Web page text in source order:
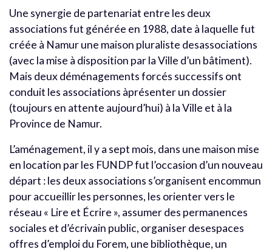
Une synergie de partenariat entre les deux
associations fut générée en 1988, date à laquelle fut
créée à Namur une maison pluraliste desassociations
(avec la mise à disposition par la Ville d’un bâtiment).
Mais deux déménagements forcés successifs ont
conduit les associations àprésenter un dossier
(toujours en attente aujourd’hui) à la Ville et à la
Province de Namur.
L’aménagement, il y a sept mois, dans une maison mise
en location par les FUNDP fut l’occasion d’un nouveau
départ : les deux associations s’organisent encommun
pour accueillir les personnes, les orienter vers le
réseau « Lire et Écrire », assumer des permanences
sociales et d’écrivain public, organiser desespaces
offres d’emploi du Forem, une bibliothèque, un